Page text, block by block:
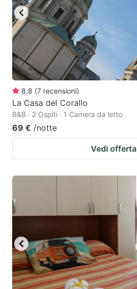
8.8 (7 recensioni)
La Casa del Corallo
B&B · 2 Ospiti · 1 Camera da letto
69 € /notte
Vedi offerta